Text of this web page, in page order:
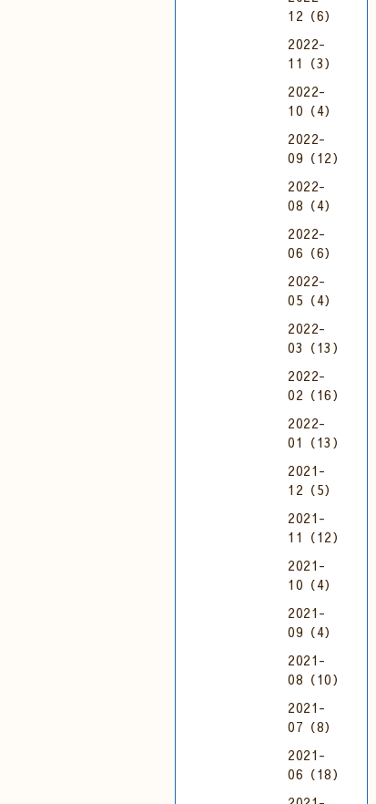
12（6）
2022-
11（3）
2022-
10（4）
2022-
09（12）
2022-
08（4）
2022-
06（6）
2022-
05（4）
2022-
03（13）
2022-
02（16）
2022-
01（13）
2021-
12（5）
2021-
11（12）
2021-
10（4）
2021-
09（4）
2021-
08（10）
2021-
07（8）
2021-
06（18）